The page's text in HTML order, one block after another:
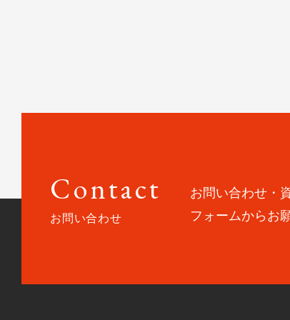
Contact
お問い合わせ
お問い合わせ・
フォームからお